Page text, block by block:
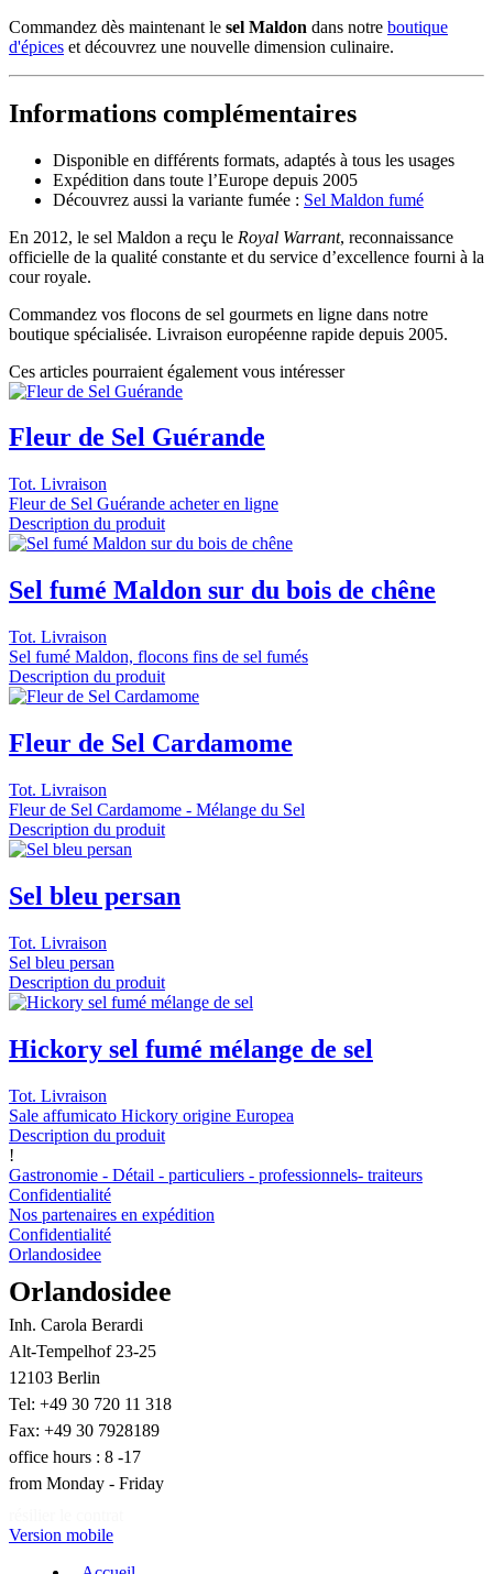
Commandez dès maintenant le sel Maldon dans notre boutique
d'épices et découvrez une nouvelle dimension culinaire.
Informations complémentaires
Disponible en différents formats, adaptés à tous les usages
Expédition dans toute l’Europe depuis 2005
Découvrez aussi la variante fumée : Sel Maldon fumé
En 2012, le sel Maldon a reçu le Royal Warrant, reconnaissance
officielle de la qualité constante et du service d’excellence fourni à la
cour royale.
Commandez vos flocons de sel gourmets en ligne dans notre
boutique spécialisée. Livraison européenne rapide depuis 2005.
Ces articles pourraient également vous intéresser
Fleur de Sel Guérande
Tot. Livraison
Fleur de Sel Guérande acheter en ligne
Description du produit
Sel fumé Maldon sur du bois de chêne
Tot. Livraison
Sel fumé Maldon, flocons fins de sel fumés
Description du produit
Fleur de Sel Cardamome
Tot. Livraison
Fleur de Sel Cardamome - Mélange du Sel
Description du produit
Sel bleu persan
Tot. Livraison
Sel bleu persan
Description du produit
Hickory sel fumé mélange de sel
Tot. Livraison
Sale affumicato Hickory origine Europea
Description du produit
!
Gastronomie - Détail - particuliers - professionnels- traiteurs
Confidentialité
Nos partenaires en expédition
Confidentialité
Orlandosidee
Orlandosidee
Inh. Carola Berardi
Alt-Tempelhof 23-25
12103 Berlin
Tel: +49 30 720 11 318
Fax: +49 30 7928189
office hours : 8 -17
from Monday - Friday
Version mobile